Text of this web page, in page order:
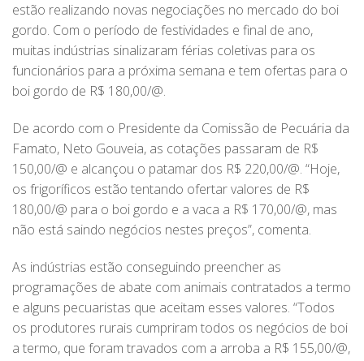
estão realizando novas negociações no mercado do boi
gordo. Com o período de festividades e final de ano,
muitas indústrias sinalizaram férias coletivas para os
funcionários para a próxima semana e tem ofertas para o
boi gordo de R$ 180,00/@.
De acordo com o Presidente da Comissão de Pecuária da
Famato, Neto Gouveia, as cotações passaram de R$
150,00/@ e alcançou o patamar dos R$ 220,00/@. “Hoje,
os frigoríficos estão tentando ofertar valores de R$
180,00/@ para o boi gordo e a vaca a R$ 170,00/@, mas
não está saindo negócios nestes preços”, comenta.
As indústrias estão conseguindo preencher as
programações de abate com animais contratados a termo
e alguns pecuaristas que aceitam esses valores. “Todos
os produtores rurais cumpriram todos os negócios de boi
a termo, que foram travados com a arroba a R$ 155,00/@,